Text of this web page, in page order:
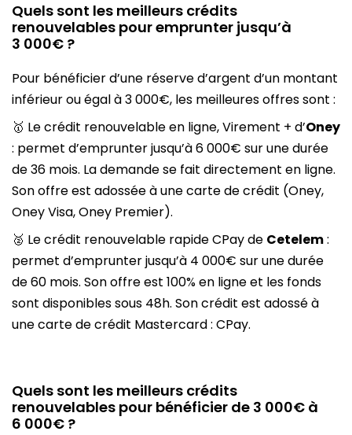
Quels sont les meilleurs crédits
renouvelables pour emprunter jusqu’à
3 000€ ?
Pour bénéficier d’une réserve d’argent d’un montant
inférieur ou égal à 3 000€, les meilleures offres sont :
🥇 Le crédit renouvelable en ligne, Virement + d’Oney
: permet d’emprunter jusqu’à 6 000€ sur une durée
de 36 mois. La demande se fait directement en ligne.
Son offre est adossée à une carte de crédit (Oney,
Oney Visa, Oney Premier).
🥈 Le crédit renouvelable rapide CPay de Cetelem:
permet d’emprunter jusqu’à 4 000€ sur une durée
de 60 mois. Son offre est 100% en ligne et les fonds
sont disponibles sous 48h. Son crédit est adossé à
une carte de crédit Mastercard : CPay.
Quels sont les meilleurs crédits
renouvelables pour bénéficier de 3 000€ à
6 000€ ?